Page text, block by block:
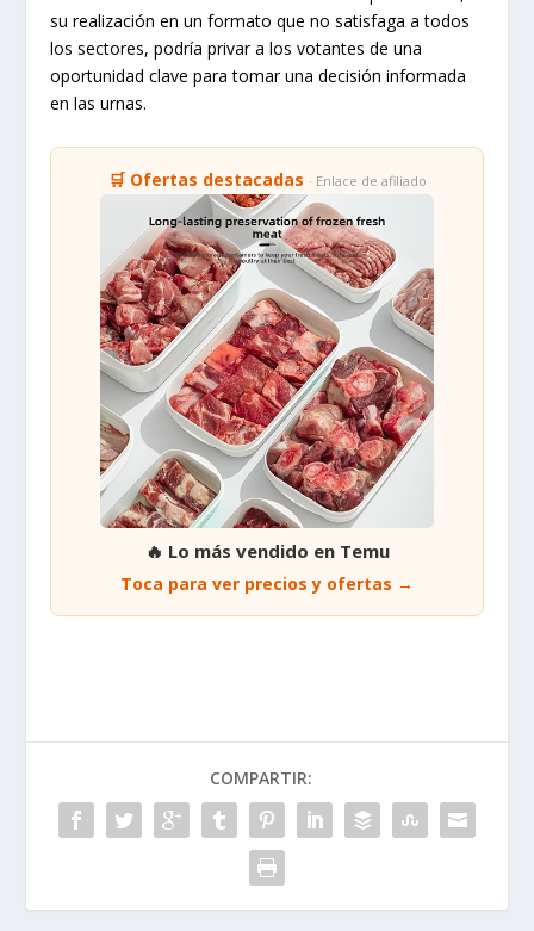
su realización en un formato que no satisfaga a todos
los sectores, podría privar a los votantes de una
oportunidad clave para tomar una decisión informada
en las urnas.
🛒 Ofertas destacadas · Enlace de afiliado
🔥 Lo más vendido en Temu
Toca para ver precios y ofertas →
COMPARTIR: